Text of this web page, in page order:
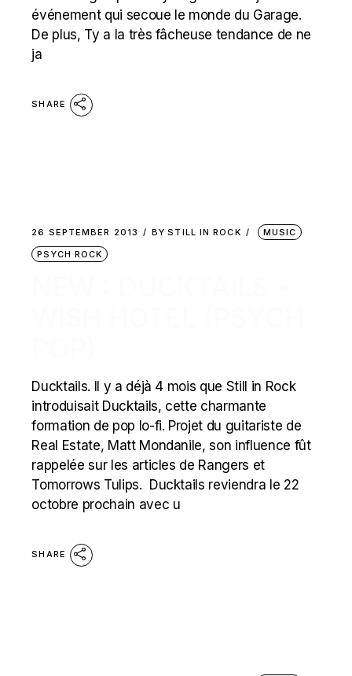
événement qui secoue le monde du Garage.
De plus, Ty a la très fâcheuse tendance de ne
ja
SHARE
26 SEPTEMBER 2013 BY STILL IN ROCK
MUSIC
PSYCH ROCK
Ducktails. Il y a déjà 4 mois que Still in Rock
introduisait Ducktails, cette charmante
formation de pop lo-fi. Projet du guitariste de
Real Estate, Matt Mondanile, son influence fût
rappelée sur les articles de Rangers et
Tomorrows Tulips. Ducktails reviendra le 22
octobre prochain avec u
SHARE